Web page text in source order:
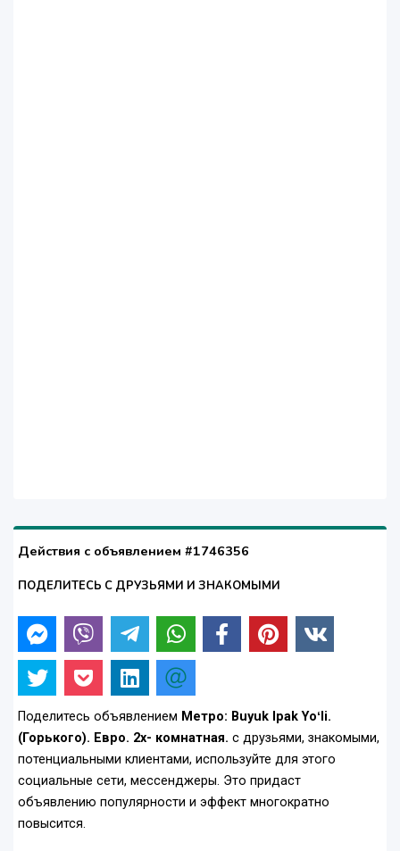
Действия с объявлением #1746356
ПОДЕЛИТЕСЬ С ДРУЗЬЯМИ И ЗНАКОМЫМИ
Поделитесь объявлением Метро: Buyuk Ipak Yoʻli.
(Горького). Евро. 2х- комнатная. с друзьями, знакомыми,
потенциальными клиентами, используйте для этого
социальные сети, мессенджеры. Это придаст
объявлению популярности и эффект многократно
повысится.